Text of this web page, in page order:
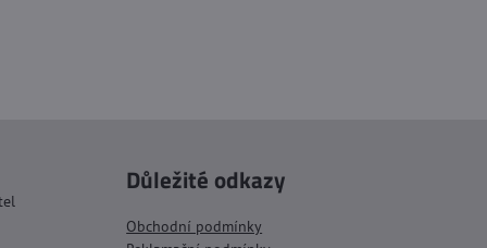
Důležité odkazy
Obchodní podmínky